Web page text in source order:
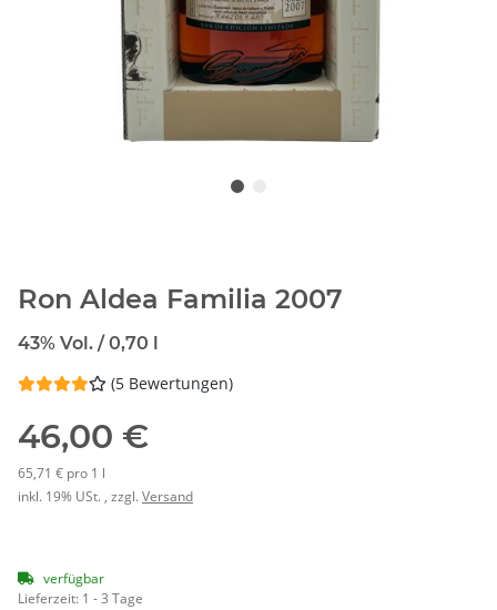
Ron Aldea Familia 2007
43% Vol. / 0,70 l
(5 Bewertungen)
46,00 €
65,71 € pro 1 l
inkl. 19% USt. , zzgl.Versand
verfügbar
Lieferzeit: 1 - 3 Tage